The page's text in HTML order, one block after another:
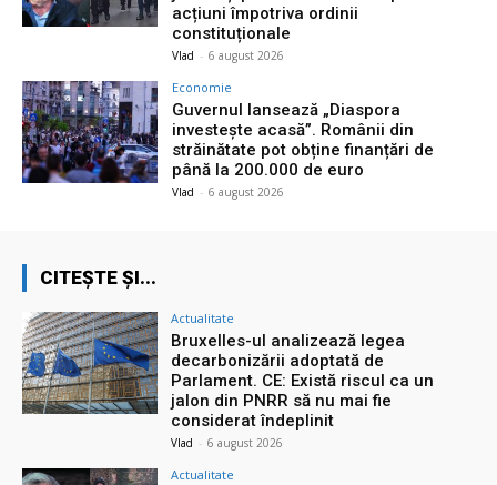
acțiuni împotriva ordinii
constituționale
Vlad - 6 august 2026
Economie
Guvernul lansează „Diaspora
investește acasă”. Românii din
străinătate pot obține finanțări de
până la 200.000 de euro
Vlad - 6 august 2026
CITEȘTE ȘI...
Actualitate
Bruxelles-ul analizează legea
decarbonizării adoptată de
Parlament. CE: Există riscul ca un
jalon din PNRR să nu mai fie
considerat îndeplinit
Vlad - 6 august 2026
Actualitate